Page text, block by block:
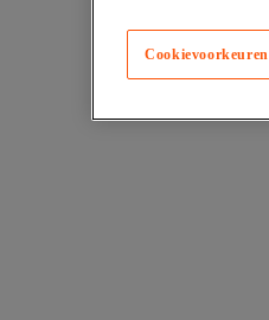
Cookievoorkeuren